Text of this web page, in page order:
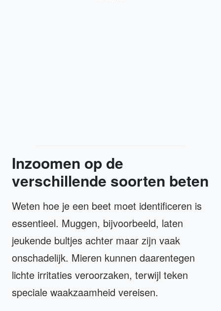
Inzoomen op de
verschillende soorten beten
Weten hoe je een beet moet identificeren is
essentieel. Muggen, bijvoorbeeld, laten
jeukende bultjes achter maar zijn vaak
onschadelijk. Mieren kunnen daarentegen
lichte irritaties veroorzaken, terwijl teken
speciale waakzaamheid vereisen.